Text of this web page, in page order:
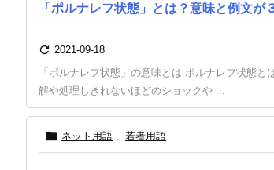
「ポルナレフ状態」とは？意味と例文が
 2021-09-18
「ポルナレフ状態」の意味とは ポルナレフ状態
解や処理しきれないほどのショックや ...
 ネット用語 , 若者用語